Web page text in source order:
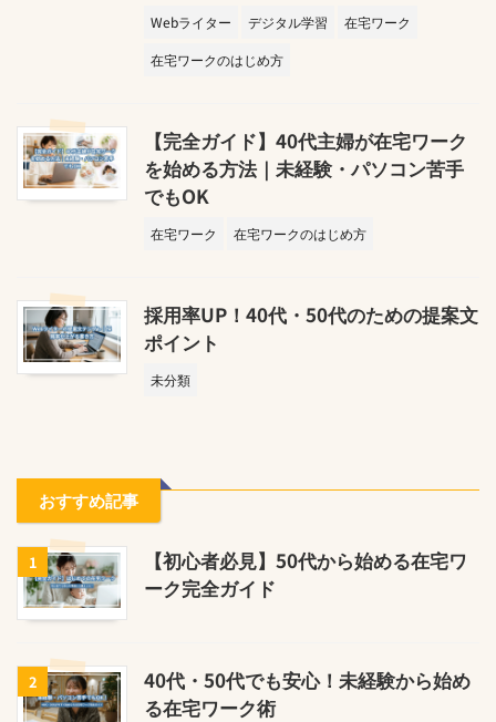
Webライター デジタル学習
在宅ワーク
在宅ワークのはじめ方
【完全ガイド】40代主婦が在宅ワーク
を始める方法｜未経験・パソコン苦手
でもOK
在宅ワーク 在宅ワークのはじめ方
採用率UP！40代・50代のための提案文
ポイント
未分類
おすすめ記事
1
【初心者必見】50代から始める在宅ワ
ーク完全ガイド
2
40代・50代でも安心！未経験から始め
る在宅ワーク術